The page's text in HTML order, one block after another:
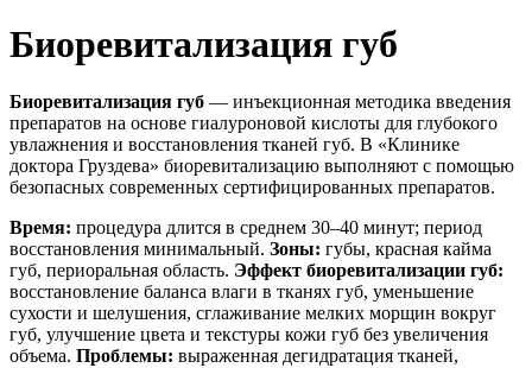
Биоревитализация губ
Биоревитализация губ — инъекционная методика введения
препаратов на основе гиалуроновой кислоты для глубокого
увлажнения и восстановления тканей губ. В «Клинике
доктора Груздева» биоревитализацию выполняют с помощью
безопасных современных сертифицированных препаратов.
Время: процедура длится в среднем 30–40 минут; период
восстановления минимальный. Зоны: губы, красная кайма
губ, периоральная область. Эффект биоревитализации губ:
восстановление баланса влаги в тканях губ, уменьшение
сухости и шелушения, сглаживание мелких морщин вокруг
губ, улучшение цвета и текстуры кожи губ без увеличения
объема. Проблемы: выраженная дегидратация тканей,